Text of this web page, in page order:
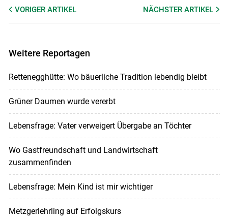
VORIGER ARTIKEL NÄCHSTERARTIKEL
Weitere Reportagen
Rettenegghütte: Wo bäuerliche Tradition lebendig bleibt
Grüner Daumen wurde vererbt
Lebensfrage: Vater verweigert Übergabe an Töchter
Wo Gastfreundschaft und Landwirtschaft
zusammenfinden
Lebensfrage: Mein Kind ist mir wichtiger
Metzgerlehrling auf Erfolgskurs